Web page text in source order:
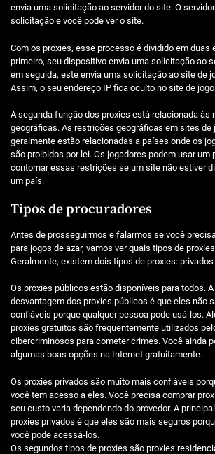
envia uma solicitação ao servidor do site. O
solicitação e você pode ver o site.
Com os proxies, esse processo é dividido em duas
primeiro, seu dispositivo envia uma solicitação ao
em seguida, este envia uma solicitação ao site de
Assim, o seu endereço IP fica oculto no site de
A segunda função dos proxies está relacionada às
geográficas. As restrições geográficas em sites de
geralmente estão relacionadas a países onde os
são proibidos por lei. Os jogadores podem usar um
contornar essas restrições se um site não estiver
um país.
Tipos de procuradores
Antes de prosseguirmos e falarmos se você
para jogos de azar, vamos ver quais tipos de
Geralmente, existem dois tipos de proxies:
Os proxies públicos estão disponíveis para todos. A
desvantagem dos proxies públicos é que eles não
confiáveis porque qualquer pessoa pode usá-los.
proxies gratuitos são frequentemente utilizados
cibercriminosos para cometer crimes. Você ainda
algumas boas opções na Internet gratuitamente.
Os proxies privados são muito mais confiáveis
você tem acesso a eles. Você precisa comprar
seu custo varia dependendo do provedor. A
proxies privados é que eles são mais seguros
você pode acessá-los.
Os segundos tipos de proxies são proxies